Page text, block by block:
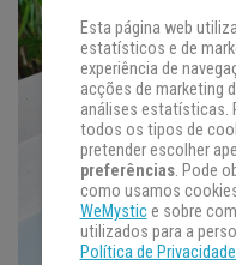
Esta página web
estatísticos e de
experiência de
acções de marketing
análises estatísticas.
todos os tipos de
pretender escolher
preferências. Pode
como usamos
WeMystice sobre
utilizados para a
Política de